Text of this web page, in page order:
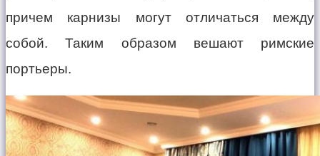
причем карнизы могут отличаться между
собой. Таким образом вешают римские
портьеры.